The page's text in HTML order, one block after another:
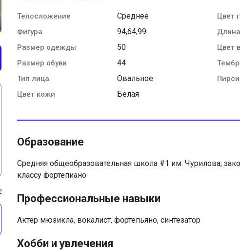
Телосложение Среднее
Фигура 94,64,99
Размер одежды 50
Размер обуви 44
Тип лица Овальное
Цвет кожи Белая
Цвет
Цвет
Образование
Средняя общеобразовательная школа #1 им. Чурилова;
классу фортепиано
Профессиональные навыки
Актер мюзикла, вокалист, фортепьяно, синтезатор
Хобби и увлечения